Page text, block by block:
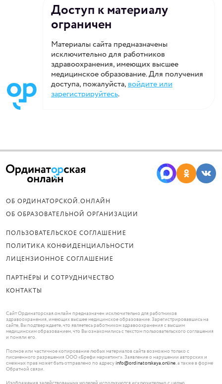
Доступ к материалу
ограничен
Материалы сайта предназначены
исключительно для работников
здравоохранения, имеющих высшее
медицинское образование. Для получения
доступа, пожалуйста,войдите или
зарегистрируйтесь.
ОБ ОРДИНАТОРСКОЙ.ОНЛАЙН
ОБ ОБРАЗОВАТЕЛЬНОЙ ОРГАНИЗАЦИИ
ПОЛЬЗОВАТЕЛЬСКОЕ СОГЛАШЕНИЕ
ПОЛИТИКА КОНФИДЕНЦИАЛЬНОСТИ
ЛИЦЕНЗИОННОЕ СОГЛАШЕНИЕ
ПАРТНЁРЫ И СОТРУДНИЧЕСТВО
КОНТАКТЫ
Сайт Ординаторская.онлайн предназначен исключительно для работников
здравоохранения, имеющих высшее медицинское образование. Зарегистрировавшись на
сайте, Вы подтверждаете, что являетесь работником здравоохранения с высшим
медицинским образованием, что Вы ознакомились с текстом пользовательского соглашения
и поняли его.
Полное или частичное копирование любых материалов сайта возможно только с
письменного разрешения ООО «Брефи маркетинг». Заявление о нарушении авторских и
смежных прав может быть отправлено по адресу info@ordinatorskaya.online, а также в форме
Обратной связи.